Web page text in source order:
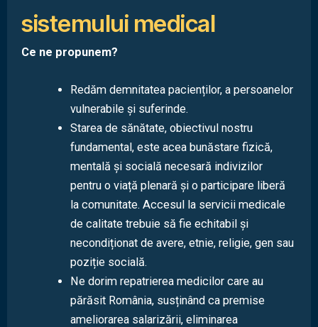
sistemului medical
Ce ne propunem?
Redăm demnitatea pacienților, a persoanelor
vulnerabile și suferinde.
Starea de sănătate, obiectivul nostru
fundamental, este acea bunăstare fizică,
mentală și socială necesară indivizilor
pentru o viață plenară și o participare liberă
la comunitate. Accesul la servicii medicale
de calitate trebuie să fie echitabil și
necondiționat de avere, etnie, religie, gen sau
poziție socială.
Ne dorim repatrierea medicilor care au
părăsit România, susținând ca premise
ameliorarea salarizării, eliminarea